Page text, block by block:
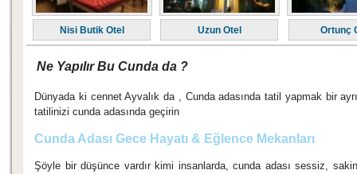
Nisi Butik Otel Uzun Otel Ortunç
Ne Yapılır Bu Cunda da ?
Dünyada ki cennet Ayvalık da , Cunda adasında tatil yapmak bir
tatilinizi cunda adasında geçirin
Cunda Adası Gece Hayatı & Eğlence Mekanları
Şöyle bir düşünce vardır kimi insanlarda, cunda adası sessiz,